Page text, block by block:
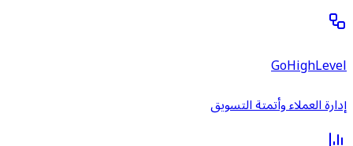
GoHighLevel
إدارة العملاء وأتمتة التسويق